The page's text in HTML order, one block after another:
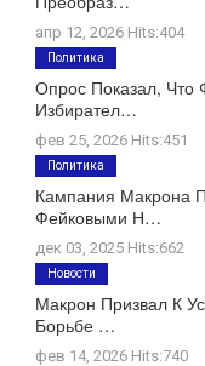
апр 12, 2026 Hits:404
Опрос Показал, Что
Избирател…
фев 25, 2026 Hits:451
Политика
Кампания Макрона
Фейковыми Н…
дек 03, 2025 Hits:662
Политика
Макрон Призвал К
Борьбе …
фев 14, 2026 Hits:740
Новости